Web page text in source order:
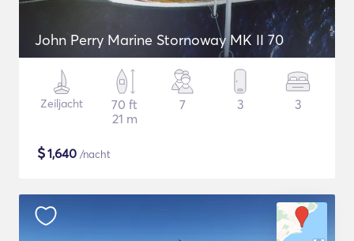
John Perry Marine Stornoway MK II 70
Zeiljacht
70 ft
21 m
7 3 3
$1,640 /nacht